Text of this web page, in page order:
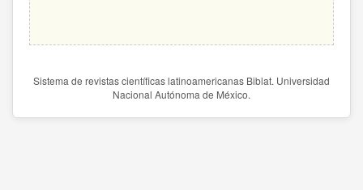
Sistema de revistas científicas latinoamericanas Biblat. Universidad
Nacional Autónoma de México.